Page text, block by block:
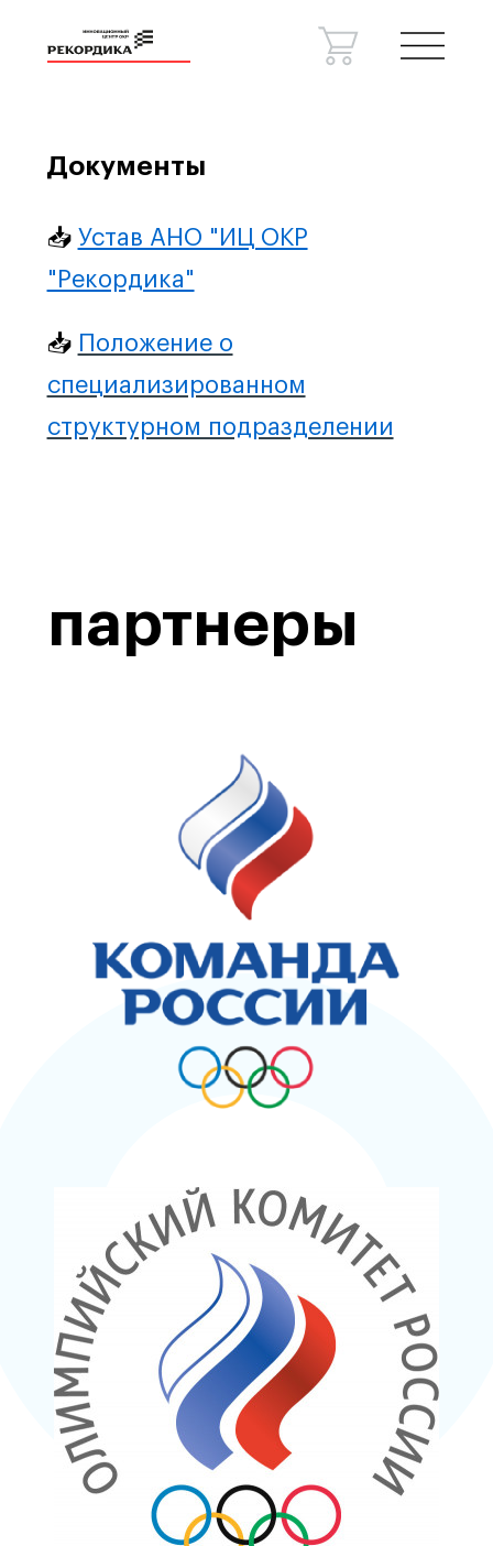
Спецпроекты
организации
Новости
Документы
📥 Устав АНО "ИЦ ОКР
"Рекордика"
📥 Положение о
специализированном
структурном подразделении
партнеры